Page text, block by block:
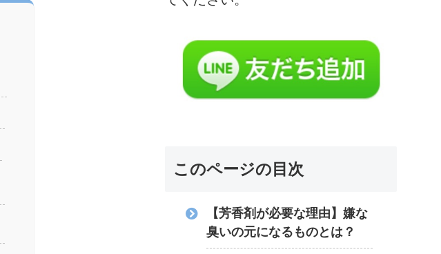
このページの目次
【芳香剤が必要な理由】嫌な
臭いの元になるものとは？